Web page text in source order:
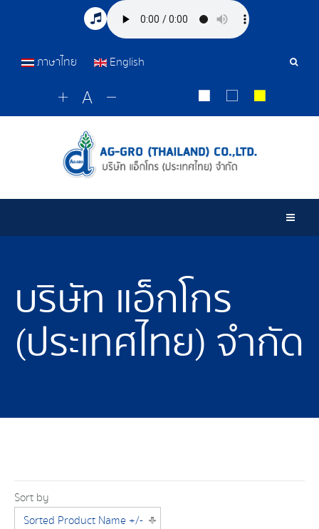
ภาษาไทย English
บริษัท แอ็กโกร
(ประเทศไทย) จำกัด
Sort by
Sorted Product Name +/-